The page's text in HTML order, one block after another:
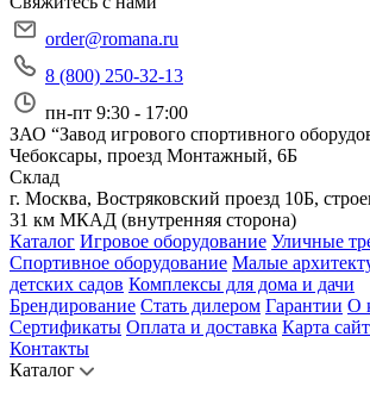
order@romana.ru
8 (800) 250-32-13
пн-пт 9:30 - 17:00
ЗАО “Завод игрового спортивного
Чебоксары, проезд Монтажный, 6Б
Склад
г. Москва, Востряковский проезд 10Б,
31 км МКАД (внутренняя сторона)
Каталог Игровое оборудование Уличные
Спортивное оборудование Малые
детских садов Комплексы для дома и дачи
Брендирование Стать дилером Гарантии О
Сертификаты Оплата и доставка Карта
Контакты
Каталог